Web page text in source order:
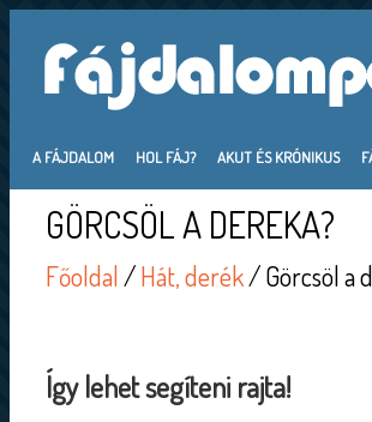
A FÁJDALOM HOL FÁJ? AKUT ÉS KRÓNIKUS
GÖRCSÖL A DEREKA?
Főoldal/Hát, derék/ Görcsöl a
Így lehet segíteni rajta!